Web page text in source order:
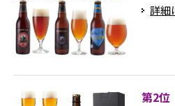
詳細
第2位